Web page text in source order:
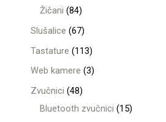
Žičani 84
Slušalice 67
Tastature
113
Web kamere 3
Zvučnici 48
Bluetooth zvučnici
15